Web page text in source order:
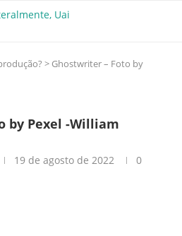
> Ghostwriter – Foto by
by Pexel -William
19 de agosto de 2022
0